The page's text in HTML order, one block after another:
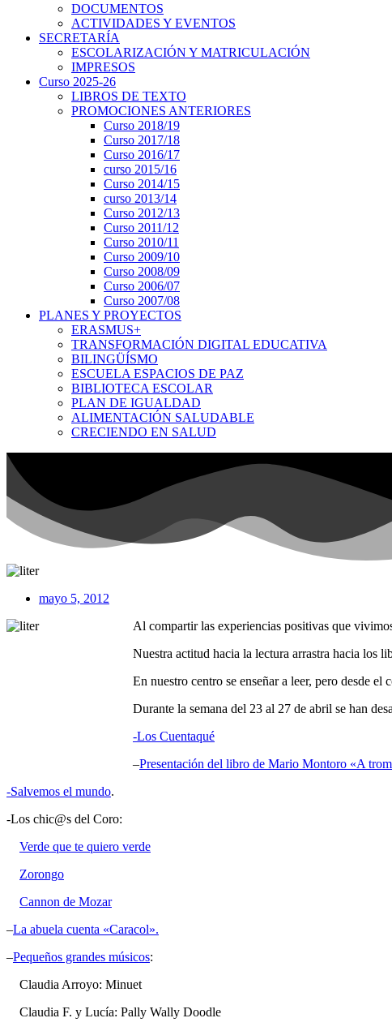
DOCUMENTOS
ACTIVIDADES Y EVENTOS
SECRETARÍA
ESCOLARIZACIÓN Y MATRICULACIÓN
IMPRESOS
Curso 2025-26
LIBROS DE TEXTO
PROMOCIONES ANTERIORES
Curso 2018/19
Curso 2017/18
Curso 2016/17
curso 2015/16
Curso 2014/15
curso 2013/14
Curso 2012/13
Curso 2011/12
Curso 2010/11
Curso 2009/10
Curso 2008/09
Curso 2006/07
Curso 2007/08
PLANES Y PROYECTOS
ERASMUS+
TRANSFORMACIÓN DIGITAL EDUCATIVA
BILINGÜÍSMO
ESCUELA ESPACIOS DE PAZ
BIBLIOTECA ESCOLAR
PLAN DE IGUALDAD
ALIMENTACIÓN SALUDABLE
CRECIENDO EN SALUD
mayo 5, 2012
Al compartir las experiencias positivas que
Nuestra actitud hacia la lectura arrastra hacia los
En nuestro centro se enseñar a leer, pero desde
Durante la semana del 23 al 27 de abril se han
-Los Cuentaqué
–Presentación del libro de Mario Montoro «A
-Salvemos el mundo.
-Los chic@s del Coro:
Verde que te quiero verde
Zorongo
Cannon de Mozar
–La abuela cuenta «Caracol».
–Pequeños grandes músicos:
Claudia Arroyo: Minuet
Claudia F. y Lucía: Pally Wally Doodle